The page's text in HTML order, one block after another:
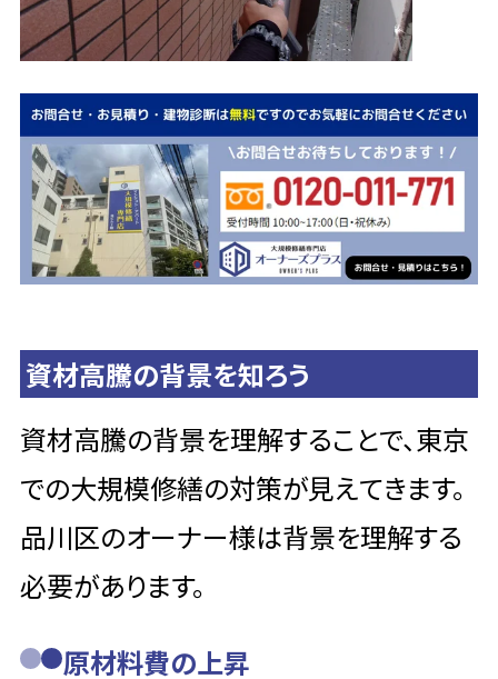
資材高騰の背景を知ろう
資材高騰の背景を理解することで、東京
での大規模修繕の対策が見えてきます。
品川区のオーナー様は背景を理解する
必要があります。
原材料費の上昇